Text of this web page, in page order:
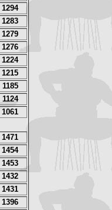
1294
1283
1279
1276
1224
1215
1185
1124
1061
1471
1454
1453
1432
1431
1396